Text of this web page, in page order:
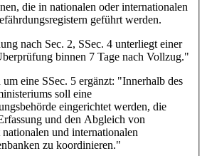
die in nationalen oder internationalen
geführt werden.
nach Sec. 2, SSec. 4 unterliegt einer
binnen 7 Tage nach Vollzug."
eine SSec. 5 ergänzt: "Innerhalb des
soll eine
eingerichtet werden, die
und den Abgleich von
und internationalen
zu koordinieren."